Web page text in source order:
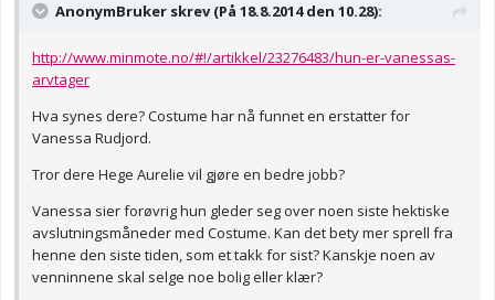
AnonymBruker skrev (På 18.8.2014 den 10.28):
http://www.minmote.no/#!/artikkel/23276483/hun-er-vanessas-
arvtager
Hva synes dere? Costume har nå funnet en erstatter for
Vanessa Rudjord.
Tror dere Hege Aurelie vil gjøre en bedre jobb?
Vanessa sier forøvrig hun gleder seg over noen siste hektiske
avslutningsmåneder med Costume. Kan det bety mer sprell fra
henne den siste tiden, som et takk for sist? Kanskje noen av
venninnene skal selge noe bolig eller klær?